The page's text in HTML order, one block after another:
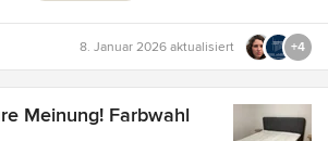
8. Januar 2026 aktualisiert +4
Meinung! Farbwahl